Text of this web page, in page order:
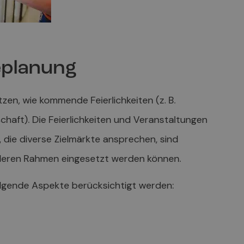
wie kommende Feierlichkeiten (z. B.
Die Feierlichkeiten und Veranstaltungen
diverse Zielmärkte ansprechen, sind
Rahmen eingesetzt werden können.
Aspekte berücksichtigt werden: